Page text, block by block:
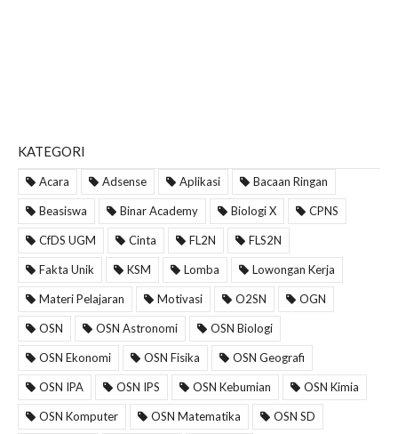
KATEGORI
Acara Adsense Aplikasi Bacaan Ringan
Beasiswa Binar Academy Biologi X CPNS
CfDS UGM Cinta FL2N FLS2N
Fakta Unik KSM Lomba Lowongan Kerja
Materi Pelajaran Motivasi O2SN OGN
OSN OSN Astronomi OSN Biologi
OSN Ekonomi OSN Fisika OSN Geografi
OSN IPA OSN IPS OSN Kebumian OSN Kimia
OSN Komputer OSN Matematika OSN SD